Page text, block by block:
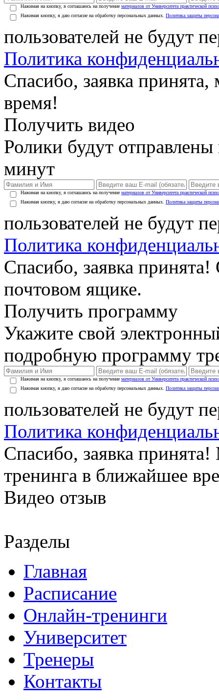
Нажимая на кнопку, я соглашаюсь на получение материалов от Университета практической
Нажимая кнопку, я даю согласие на обработку персональных данных. Политика защиты
пользователей не будут
Политика
Спасибо, заявка
время!
Получить видео
Ролики будут
минут
Нажимая на кнопку, я соглашаюсь на получение материалов от Университета практической
Нажимая кнопку, я даю согласие на обработку персональных данных. Политика защиты
пользователей не будут
Политика
Спасибо, заявка
почтовом ящике.
Получить программу
Укажите свой
подробную программу
Нажимая на кнопку, я соглашаюсь на получение материалов от Университета практической
Нажимая кнопку, я даю согласие на обработку персональных данных. Политика защиты
пользователей не будут
Политика
Спасибо, заявка
тренинга в ближайшее
Видео отзыв
Разделы
Главная
Расписание
Онлайн-тренинги
Университет
Тренеры
Контакты